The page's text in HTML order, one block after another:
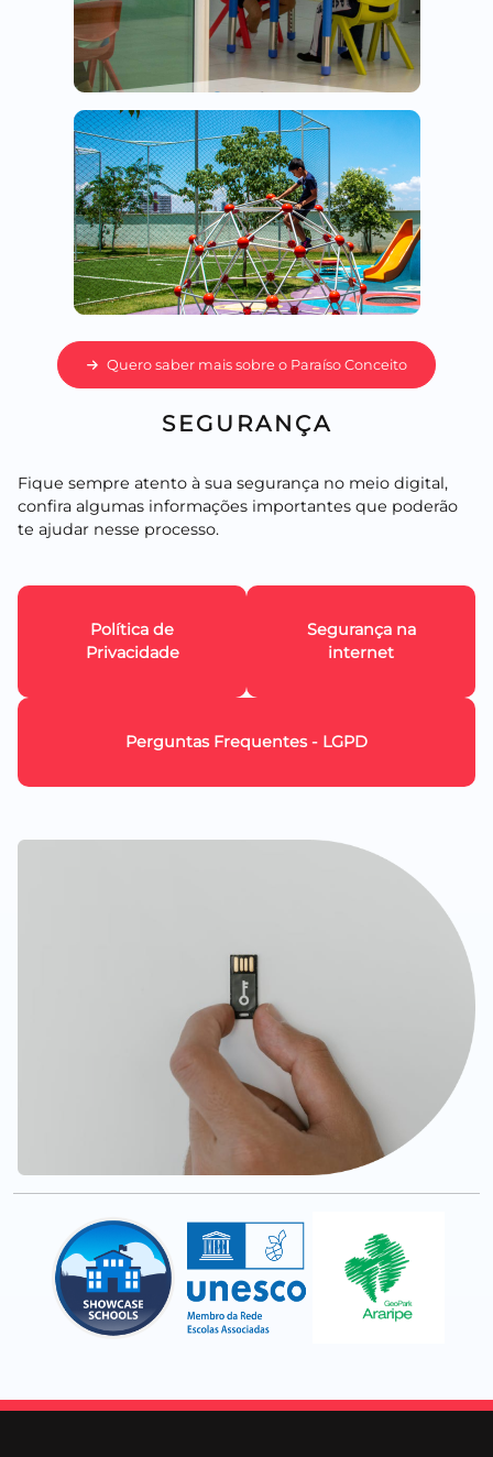
Quero saber mais sobre o Paraíso Conceito
SEGURANÇA
Fique sempre atento à sua segurança no meio digital,
confira algumas informações importantes que poderão
te ajudar nesse processo.
Política de
Privacidade
Segurança na
internet
Perguntas Frequentes - LGPD